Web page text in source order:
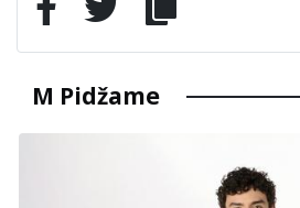
M Pidžame